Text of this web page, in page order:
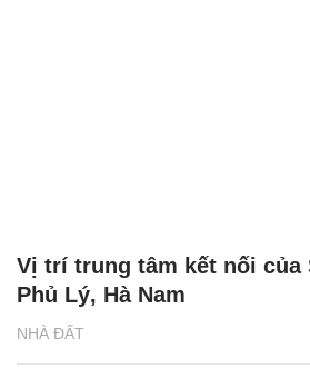
NHÀ ĐẤT
Vị trí trung tâm kết nối của
Phủ Lý, Hà Nam